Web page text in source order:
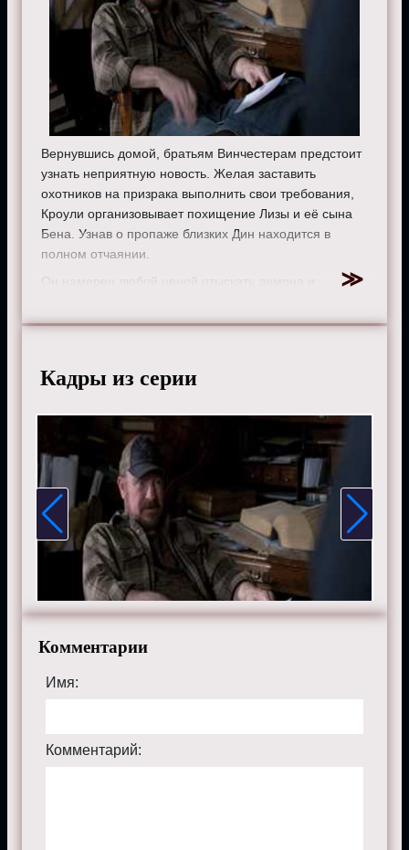
Вернувшись домой, братьям Винчестерам предстоит
узнать неприятную новость. Желая заставить
охотников на призрака выполнить свои требования,
Кроули организовывает похищение Лизы и её сына
Бена. Узнав о пропаже близких Дин находится в
полном отчаянии.
Он намерен любой ценой отыскать демона и
пытается найти похищенных. Неожиданно с ними
возможность спасти пленников, братья принимают
Режиссер:
Джон Шоуолтер
Актеры:
Миша Коллинз, Джаред Падалеки, Лорен Коэн,
Марк Пеллегрино, Кэти Кэссиди, Александр Кэлверт,
Лорен Коэн, Марк А. Шеппард.
Смотрите онлайн 6 сезон 21 серию
«Сверхъестественное» бесплатно в хорошем HD
качестве, на телефоне, планшете, пк или телевизоре
на сайте supernaturalmp.ru.
Кадры из серии
Комментарии
Имя:
Комментарий: